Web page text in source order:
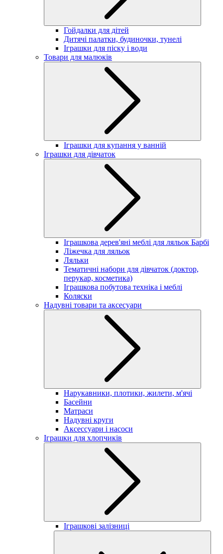
Гойдалки для дітей
Дитячі палатки, будиночки, тунелі
Іграшки для піску і води
Товари для малюків
Іграшки для купання у ванній
Іграшки для дівчаток
Іграшкова дерев'яні меблі для ляльок Барбі
Ліжечка для ляльок
Ляльки
Тематичні набори для дівчаток (доктор,
перукар, косметика)
Іграшкова побутова техніка і меблі
Коляски
Надувні товари та аксесуари
Нарукавники, плотики, жилети, м'ячі
Басейни
Матраси
Надувні круги
Аксессуари і насоси
Іграшки для хлопчиків
Іграшкові залізниці